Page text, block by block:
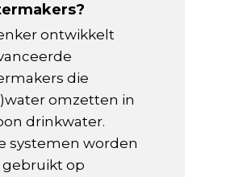
ontwikkelt
die
omzetten in
drinkwater.
systemen worden
gebruikt op